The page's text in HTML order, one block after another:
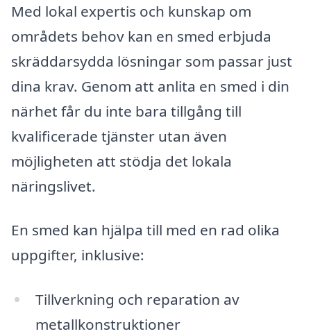
Med lokal expertis och kunskap om
områdets behov kan en smed erbjuda
skräddarsydda lösningar som passar just
dina krav. Genom att anlita en smed i din
närhet får du inte bara tillgång till
kvalificerade tjänster utan även
möjligheten att stödja det lokala
näringslivet.
En smed kan hjälpa till med en rad olika
uppgifter, inklusive:
Tillverkning och reparation av
metallkonstruktioner